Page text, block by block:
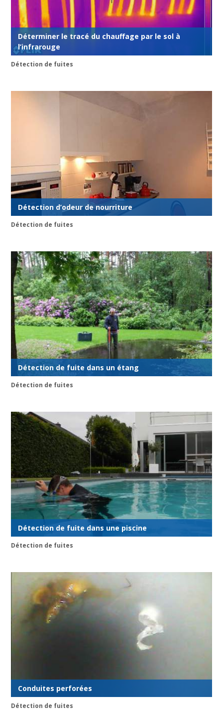
Déterminer le tracé du chauffage par le sol à
l’infrarouge
Détection de fuites
Détection d’odeur de nourriture
Détection de fuites
Détection de fuite dans un étang
Détection de fuites
Détection de fuite dans une piscine
Détection de fuites
Conduites perforées
Détection de fuites